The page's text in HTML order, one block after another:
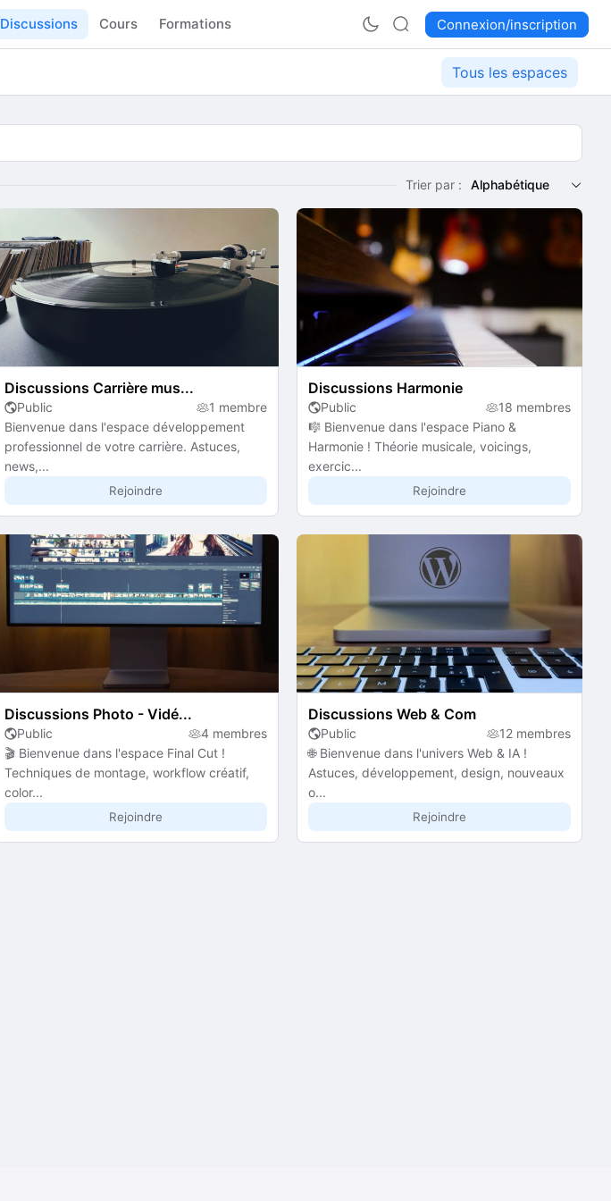
Discussions Cours Formations Connexion/inscription
Tous les espaces
Trier par : Alphabétique
Discussions Carrière mus...
Public
1 membre
Bienvenue dans l'espace développement
professionnel de votre carrière. Astuces,
news,...
Rejoindre
Discussions Harmonie
Public
18 membres
🎼 Bienvenue dans l'espace Piano &
Harmonie ! Théorie musicale, voicings,
exercic...
Rejoindre
Discussions Photo - Vidé...
Public
4 membres
🎬 Bienvenue dans l'espace Final Cut !
Techniques de montage, workflow créatif,
color...
Rejoindre
Discussions Web & Com
Public
12 membres
🌐 Bienvenue dans l'univers Web & IA !
Astuces, développement, design, nouveaux
o...
Rejoindre